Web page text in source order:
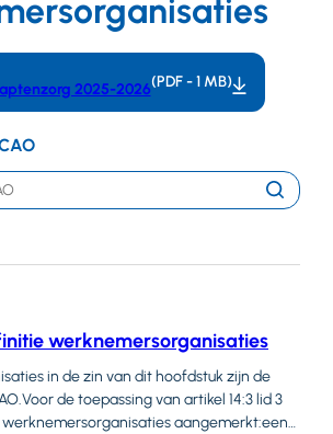
2025-2026(PDF - 1 MB)
Zoeken
werknemersorganisaties
in de zin van dit hoofdstuk zijn de
de toepassing van artikel 14:3 lid 3
aangemerkt:een